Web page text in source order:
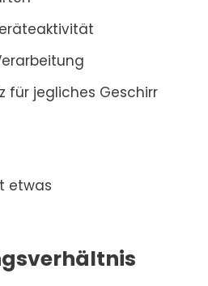
für jegliches Geschirr
etwas